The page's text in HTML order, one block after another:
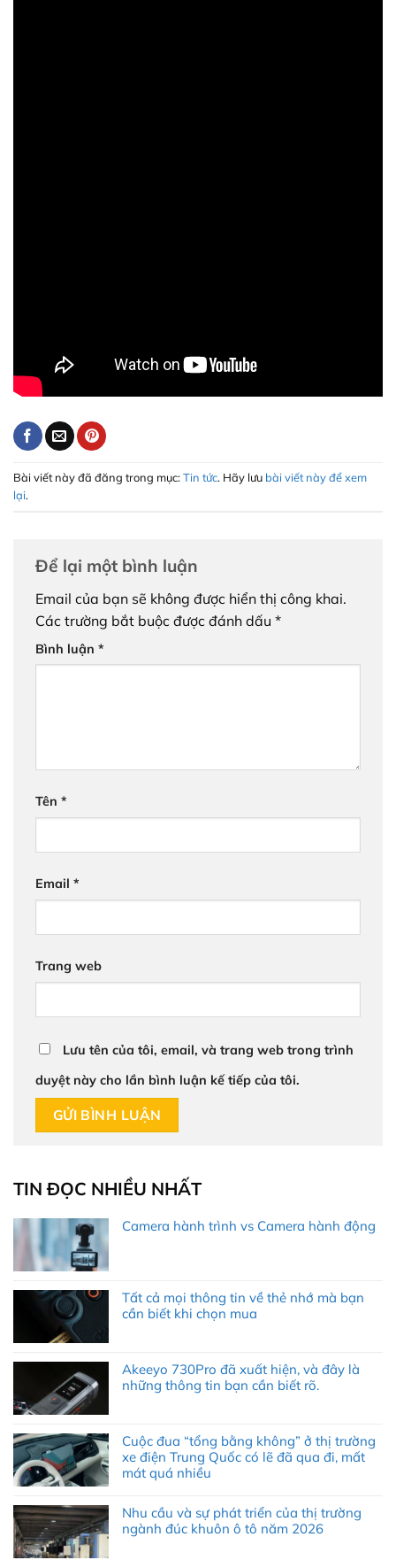
Bài viết này đã đăng trong mục:Tin tức. Hãy lưu bài viết này để xem
lại.
Để lại một bình luận
Email của bạn sẽ không được hiển thị công khai.
Các trường bắt buộc được đánh dấu *
Bình luận *
Tên *
Email *
Trang web
Lưu tên của tôi, email, và trang web trong trình
duyệt này cho lần bình luận kế tiếp của tôi.
TIN ĐỌC NHIỀU NHẤT
Camera hành trình vs Camera hành động
Tất cả mọi thông tin về thẻ nhớ mà bạn
cần biết khi chọn mua
Akeeyo 730Pro đã xuất hiện, và đây là
những thông tin bạn cần biết rõ.
Cuộc đua “tổng bằng không” ở thị trường
xe điện Trung Quốc có lẽ đã qua đi, mất
mát quá nhiều
Nhu cầu và sự phát triển của thị trường
ngành đúc khuôn ô tô năm 2026